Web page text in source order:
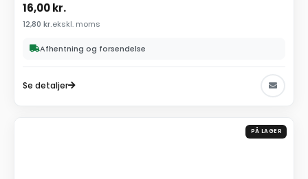
16,00kr.
12,80 kr.ekskl. moms
Afhentning og forsendelse
Se detaljer
PÅ LAGER